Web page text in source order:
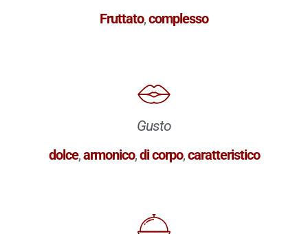
Fruttato,complesso
Gusto
dolce,armonico,di corpo,caratteristico